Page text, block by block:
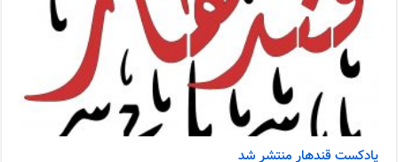
پادکست قندهار منتشر شد